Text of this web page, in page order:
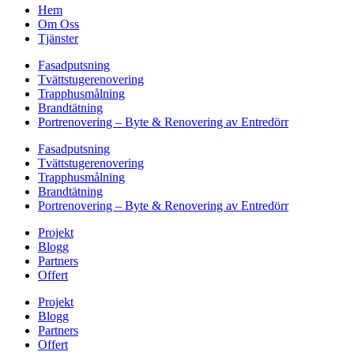
Hem
Om Oss
Tjänster
Fasadputsning
Tvättstugerenovering
Trapphusmålning
Brandtätning
Portrenovering – Byte & Renovering av Entredörr
Fasadputsning
Tvättstugerenovering
Trapphusmålning
Brandtätning
Portrenovering – Byte & Renovering av Entredörr
Projekt
Blogg
Partners
Offert
Projekt
Blogg
Partners
Offert